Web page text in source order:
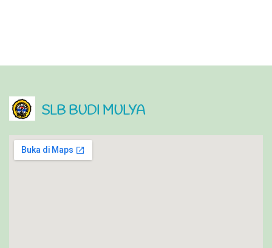
SLB BUDI MULYA